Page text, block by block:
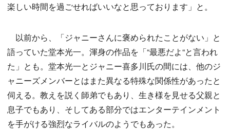
楽しい時間を過ごせればいいなと思っております」と。
以前から、「ジャニーさんに褒められたことがない」と
語っていた堂本光一。渾身の作品を「“最悪だよ“と言われ
た」とも。堂本光一とジャニー喜多川氏の間には、他のジ
ャニーズメンバーとはまた異なる特殊な関係性があったと
伺える。教えを説く師弟でもあり、生き様を見せる父親と
息子でもあり、そしてある部分ではエンターテインメント
を手がける強烈なライバルのようでもあった。